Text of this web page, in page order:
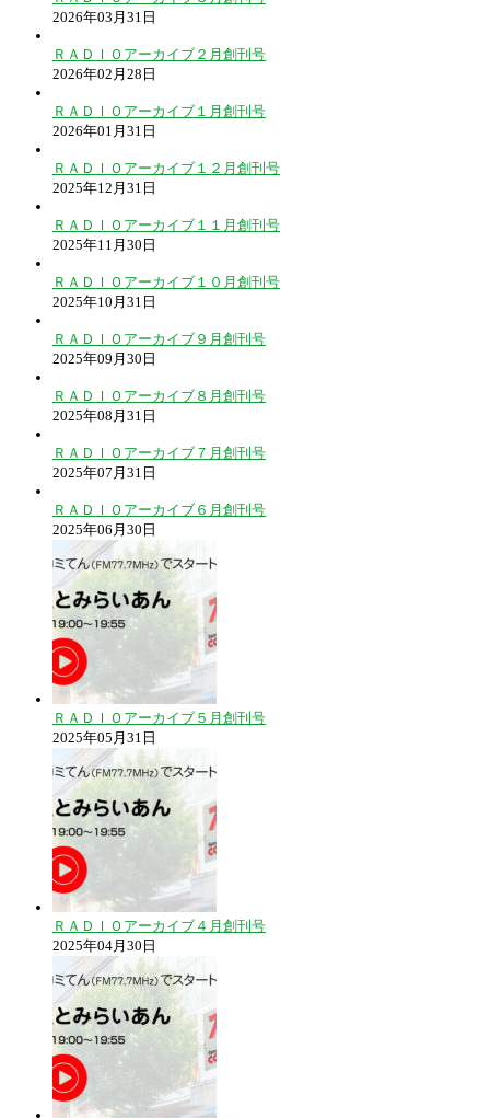
2026年03月31日
ＲＡＤＩＯアーカイブ２月創刊号
2026年02月28日
ＲＡＤＩＯアーカイブ１月創刊号
2026年01月31日
ＲＡＤＩＯアーカイブ１２月創刊号
2025年12月31日
ＲＡＤＩＯアーカイブ１１月創刊号
2025年11月30日
ＲＡＤＩＯアーカイブ１０月創刊号
2025年10月31日
ＲＡＤＩＯアーカイブ９月創刊号
2025年09月30日
ＲＡＤＩＯアーカイブ８月創刊号
2025年08月31日
ＲＡＤＩＯアーカイブ７月創刊号
2025年07月31日
ＲＡＤＩＯアーカイブ６月創刊号
2025年06月30日
ＲＡＤＩＯアーカイブ５月創刊号
2025年05月31日
ＲＡＤＩＯアーカイブ４月創刊号
2025年04月30日